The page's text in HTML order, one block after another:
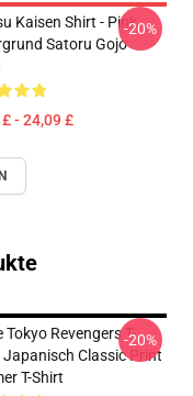
Kaisen Shirt - Pink
Satoru Gojo
- 24,09 £
-20%
Tokyo Revengers T-
Japanisch Classic Print
T-Shirt
-20%